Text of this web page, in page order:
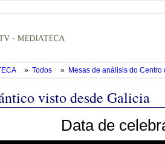
» Todos » Mesas de análisis do
visto desde Galicia
Data de